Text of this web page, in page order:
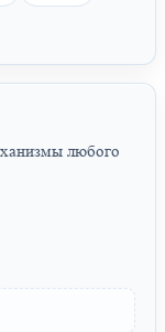
любого